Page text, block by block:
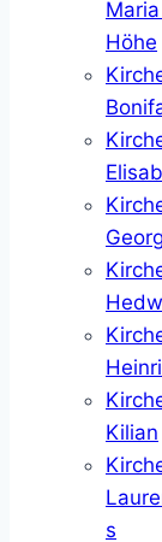
Höhe
Georg
Kilian
s